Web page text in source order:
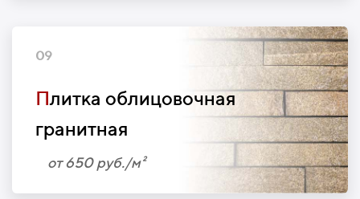
09
Плитка облицовочная
гранитная
от 650 руб./м²